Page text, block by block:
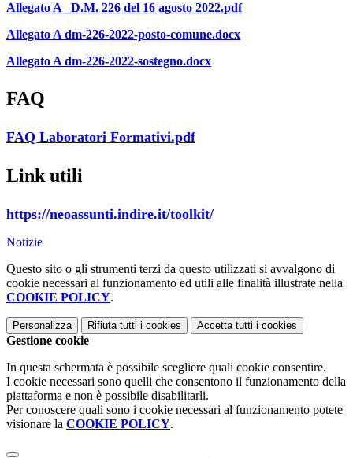
Allegato A _D.M. 226 del 16 agosto 2022.pdf
Allegato A dm-226-2022-posto-comune.docx
Allegato A dm-226-2022-sostegno.docx
FAQ
FAQ Laboratori Formativi.pdf
Link utili
https://neoassunti.indire.it/toolkit/
Notizie
Questo sito o gli strumenti terzi da questo utilizzati si avvalgono di
cookie necessari al funzionamento ed utili alle finalità illustrate nella
COOKIE POLICY.
Personalizza Rifiuta tutti i cookies Accetta tutti i cookies
Gestione cookie
In questa schermata è possibile scegliere quali cookie consentire.
I cookie necessari sono quelli che consentono il funzionamento della
piattaforma e non è possibile disabilitarli.
Per conoscere quali sono i cookie necessari al funzionamento potete
visionare la COOKIE POLICY.